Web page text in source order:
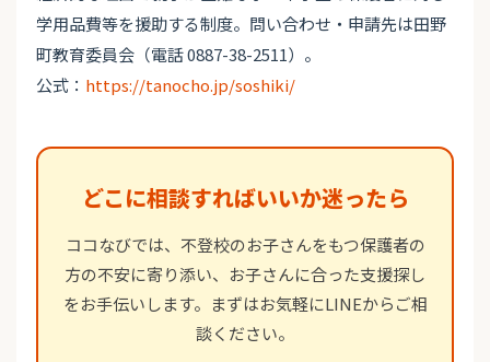
学用品費等を援助する制度。問い合わせ・申請先は田野
町教育委員会（電話 0887-38-2511）。
公式： https://tanocho.jp/soshiki/
どこに相談すればいいか迷ったら
ココなびでは、不登校のお子さんをもつ保護者の
方の不安に寄り添い、お子さんに合った支援探し
をお手伝いします。まずはお気軽にLINEからご相
談ください。